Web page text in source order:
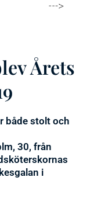
Årets
både stolt och
30, från
i